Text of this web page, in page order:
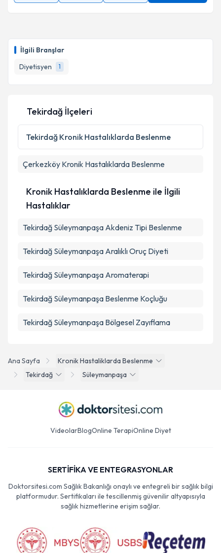
İlgili Branşlar
Diyetisyen
1
Ana Sayfa
Kronik Hastaliklarda Beslenme
Tekirdağ
Süleymanpaşa
Tekirdağ İlçeleri
Tekirdağ Kronik Hastalıklarda Beslenme
Çerkezköy Kronik Hastalıklarda Beslenme
Kronik Hastalıklarda Beslenme ile İlgili
Hastalıklar
Tekirdağ Süleymanpaşa Akdeniz Tipi Beslenme
Tekirdağ Süleymanpaşa Aralıklı Oruç Diyeti
Tekirdağ Süleymanpaşa Aromaterapi
Tekirdağ Süleymanpaşa Beslenme Koçluğu
Tekirdağ Süleymanpaşa Bölgesel Zayıflama
VideolarBlogOnline TerapiOnline Diyet
SERTİFİKA VE ENTEGRASYONLAR
Doktorsitesi.com Sağlık Bakanlığı onaylı ve entegreli bir sağlık bilgi
platformudur. Sertifikaları ile tescillenmiş güvenilir altyapısıyla
sağlık hizmetlerine erişim sağlar.